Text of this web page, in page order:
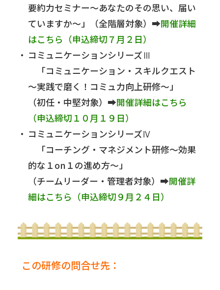
要約力セミナー～あなたのその思い、届い
ていますか～」（全階層対象）➡開催詳細
はこちら（申込締切７月２日）
コミュニケーションシリーズⅢ
「コミュニケーション・スキルクエスト
～実践で磨く！コミュ力向上研修～」
（初任・中堅対象）➡開催詳細はこちら
（申込締切１０月１９日）
コミュニケーションシリーズⅣ
「コーチング・マネジメント研修～効果
的な１on１の進め方～」
（チームリーダー・管理者対象）➡開催詳
細はこちら（申込締切９月２４日）
この研修の問合せ先：